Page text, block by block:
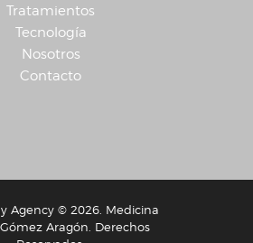
Tratamientos
Tecnología
Nosotros
Contacto
Agency © 2026. Medicina
Aragón. Derechos